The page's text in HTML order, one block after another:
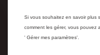
Si vous souhaitez en savoir plus
comment les gérer, vous pouvez
' Gérer mes paramètres'.